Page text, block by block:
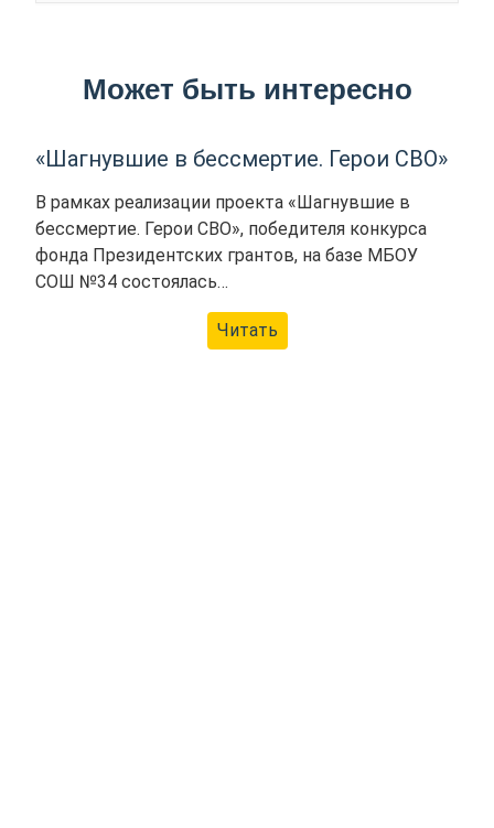
Может быть интересно
«Шагнувшие в бессмертие. Герои СВО»
В рамках реализации проекта «Шагнувшие в
бессмертие. Герои СВО», победителя конкурса
фонда Президентских грантов, на базе МБОУ
СОШ №34 состоялась…
Читать